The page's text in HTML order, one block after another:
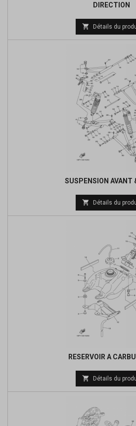
DIRECTION
Prix
de
 Détails du
SUSPENSION AVANT
Prix
de
 Détails du
RESERVOIR A
Prix
de
 Détails du